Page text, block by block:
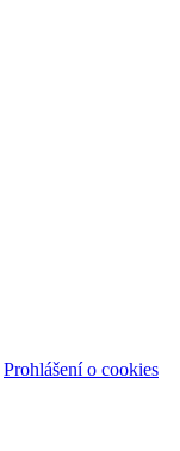
Prohlášení o cookies